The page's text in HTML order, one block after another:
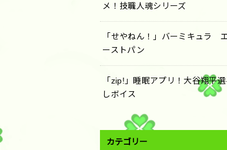
メ！技職人魂シリーズ
「せやねん！」バーミキュラ
ーストパン
「zip!」睡眠アプリ！大谷翔平
しボイス
カテゴリー